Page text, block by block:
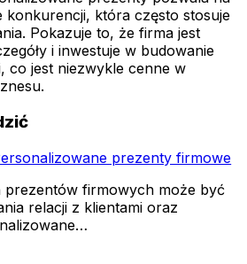
konkurencji, która często stosuje
Pokazuje to, że firma jest
i inwestuje w budowanie
co jest niezwykle cenne w
prezenty firmowe
prezentów firmowych może być
relacji z klientami oraz